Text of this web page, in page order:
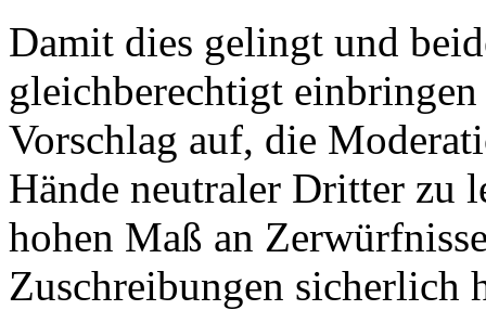
Damit dies gelingt und
gleichberechtigt
Vorschlag auf, die
Hände neutraler Dritter zu
hohen Maß an
Zuschreibungen sicherlich